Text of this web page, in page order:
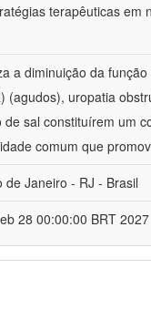
terapêuticas em
a diminuição da
uropatia
sal constituírem um
comum que
de Janeiro - RJ - Brasil
28 00:00:00 BRT 2027